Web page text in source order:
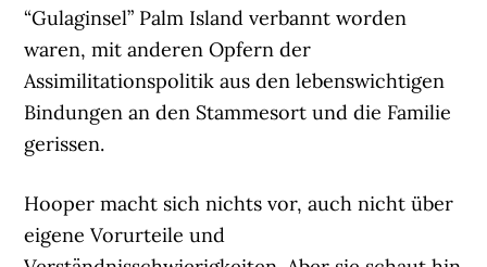
“Gulaginsel” Palm Island verbannt worden
waren, mit anderen Opfern der
Assimilitationspolitik aus den lebenswichtigen
Bindungen an den Stammesort und die Familie
gerissen.
Hooper macht sich nichts vor, auch nicht über
eigene Vorurteile und